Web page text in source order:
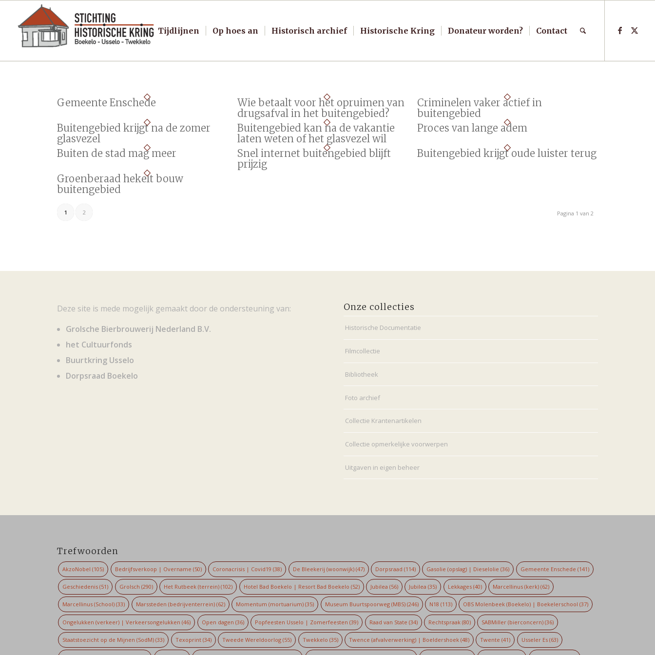
Tijdlijnen Op hoes an Historisch archief Historische Kring Donateur worden? Contact
Gemeente Enschede
Wie betaalt voor het opruimen van
drugsafval in het buitengebied?
Criminelen vaker actief in
buitengebied
Buitengebied krijgt na de zomer
glasvezel
Buitengebied kan na de vakantie
laten weten of het glasvezel wil
Proces van lange adem
Buiten de stad mag meer
Snel internet buitengebied blijft
prijzig
Buitengebied krijgt oude luister terug
Groenberaad hekelt bouw
buitengebied
Pagina 1 van 2
1 2
Deze site is mede mogelijk gemaakt door de ondersteuning van:
Grolsche Bierbrouwerij Nederland B.V.
het Cultuurfonds
Buurtkring Usselo
Dorpsraad Boekelo
Onze collecties
Historische Documentatie
Filmcollectie
Bibliotheek
Foto archief
Collectie Krantenartikelen
Collectie opmerkelijke voorwerpen
Uitgaven in eigen beheer
Trefwoorden
AkzoNobel (105) Bedrijfsverkoop | Overname (50) Coronacrisis | Covid19 (38) De Bleekerij (woonwijk)(47) Dorpsraad (114) Gasolie (opslag) | Dieselolie (36) Gemeente Enschede (141)
Geschiedenis (51) Grolsch (290) Het Rutbeek (terrein) (102) Hotel Bad Boekelo | Resort Bad Boekelo (52) Jubilea (56) Jubilea (35) Lekkages(40) Marcellinus (kerk) (62)
Marcellinus (School) (33) Marssteden (bedrijventerrein)(62) Momentum (mortuarium) (35) Museum Buurtspoorweg (MBS)(246) N18 (113) OBS Molenbeek (Boekelo) | Boekelerschool (37)
Ongelukken (verkeer) | Verkeersongelukken (46) Open dagen (36) Popfeesten Usselo | Zomerfeesten (39) Raad van State (34) Rechtspraak(80) SABMiller (bierconcern) (36)
Staatstoezicht op de Mijnen (SodM) (33) Texoprint(34) Tweede Wereldoorlog (55) Twekkelo (35) Twence (afvalverwerking) | Boeldershoek(48) Twente (41) Usseler Es(63)